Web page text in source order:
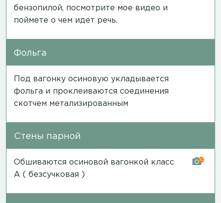
бензопилой, посмотрите мое видео и
поймете о чем идет речь.
Фольга
Под вагонку осиновую укладывается
фольга и проклеиваются соединения
скотчем метализированным
Стены парной
Обшиваются осиновой вагонкой класс
А ( безсучковая )
10